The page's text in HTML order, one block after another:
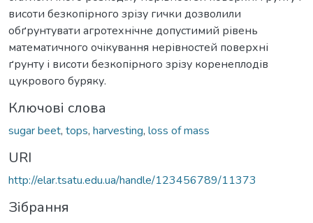
висоти безкопірного зрізу гички дозволили
обґрунтувати агротехнічне допустимий рівень
математичного очікування нерівностей поверхні
ґрунту і висоти безкопірного зрізу коренеплодів
цукрового буряку.
Ключові слова
sugar beet, tops, harvesting, loss of mass
URI
http://elar.tsatu.edu.ua/handle/123456789/11373
Зібрання